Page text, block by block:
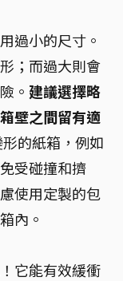
過小的尺寸。
；而過大則會
。 建議選擇略
壁之間留有適
的紙箱，例如
受碰撞和擠
使用定製的包
內。
它能有效緩衝